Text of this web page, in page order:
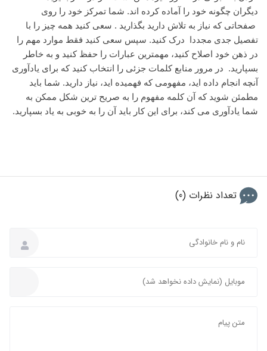
دیگران چگونه خود را آماده کرده اند. شما تمرکز خود را روی
صفحاتی که نیاز به تلاش دارید بگذارید . سعی کنید همه چیز را با
تفصیل جدی مجددا درک کنید. سپس سعی کنید فقط موارد مهم را
در ذهن خود اصلاح کنید، مهمترین عبارات را حفظ کنید و به خاطر
بسپارید. در مرور منابع کلمات جزئی را انتخاب کنید که برای یادآوری
آنچه انجام داده اید، مفهومی که فهمیده اید، نیاز دارید. شما باید
مطمئن شوید که آن کلمه مفهوم را به صریح ترین شکل ممکن به
شما یادآوری می کند، برای این کار باید آن را به خوبی به یاد بسپارید.
تعداد نظرات (0)